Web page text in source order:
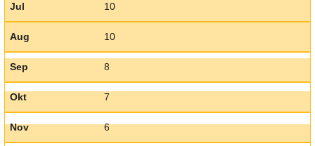
Jul 10
Aug 10
Sep 8
Okt 7
Nov 6